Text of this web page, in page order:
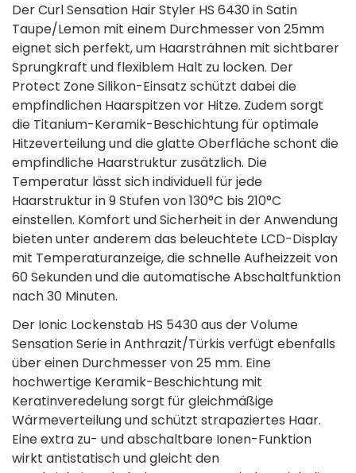
Der Curl Sensation Hair Styler HS 6430 in Satin
Taupe/Lemon mit einem Durchmesser von 25mm
eignet sich perfekt, um Haarsträhnen mit sichtbarer
Sprungkraft und flexiblem Halt zu locken. Der
Protect Zone Silikon-Einsatz schützt dabei die
empfindlichen Haarspitzen vor Hitze. Zudem sorgt
die Titanium-Keramik-Beschichtung für optimale
Hitzeverteilung und die glatte Oberfläche schont die
empfindliche Haarstruktur zusätzlich. Die
Temperatur lässt sich individuell für jede
Haarstruktur in 9 Stufen von 130°C bis 210°C
einstellen. Komfort und Sicherheit in der Anwendung
bieten unter anderem das beleuchtete LCD-Display
mit Temperaturanzeige, die schnelle Aufheizzeit von
60 Sekunden und die automatische Abschaltfunktion
nach 30 Minuten.
Der Ionic Lockenstab HS 5430 aus der Volume
Sensation Serie in Anthrazit/Türkis verfügt ebenfalls
über einen Durchmesser von 25 mm. Eine
hochwertige Keramik-Beschichtung mit
Keratinveredelung sorgt für gleichmäßige
Wärmeverteilung und schützt strapaziertes Haar.
Eine extra zu- und abschaltbare Ionen-Funktion
wirkt antistatisch und gleicht den